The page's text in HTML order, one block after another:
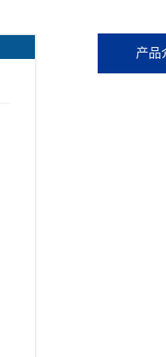
产品